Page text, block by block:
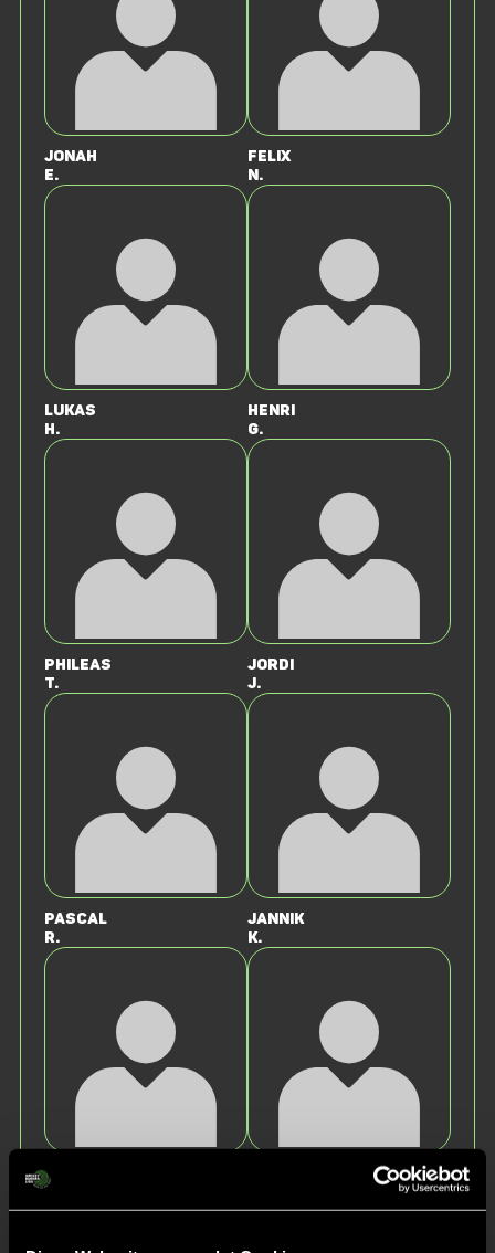
Jonah
E.
Felix
N.
Lukas
H.
Henri
G.
Phileas
T.
Jordi
J.
Pascal
R.
Jannik
K.
Liam
K.